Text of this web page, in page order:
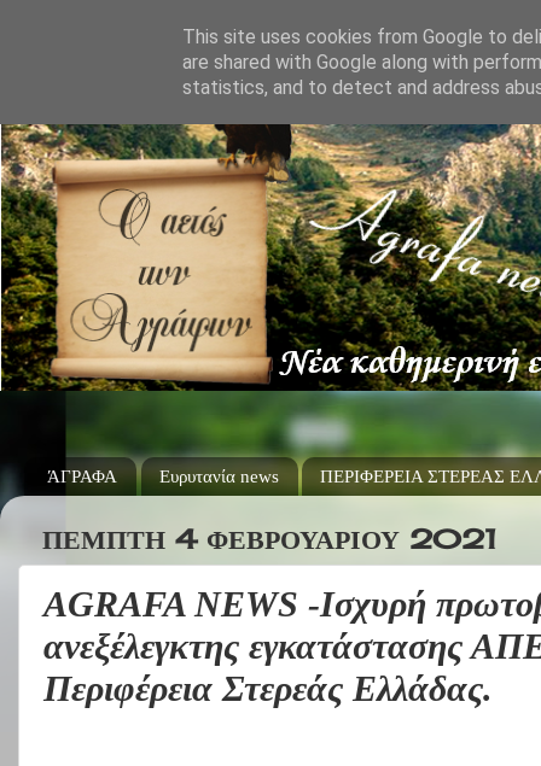
ΆΓΡΑΦΑ Ευρυτανία news ΠΕΡΙΦΕΡΕΙΑ ΣΤΕΡΕΑΣ
ΠΈΜΠΤΗ 4 ΦΕΒΡΟΥΑΡΊΟΥ 2021
AGRAFA NEWS -Ισχυρή
ανεξέλεγκτης εγκατάστασης
Περιφέρεια Στερεάς Ελλάδας.
This site uses cookies from Google to
are shared with Google along with
statistics, and to detect and address